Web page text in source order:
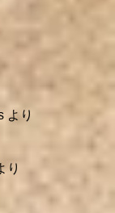
より
り